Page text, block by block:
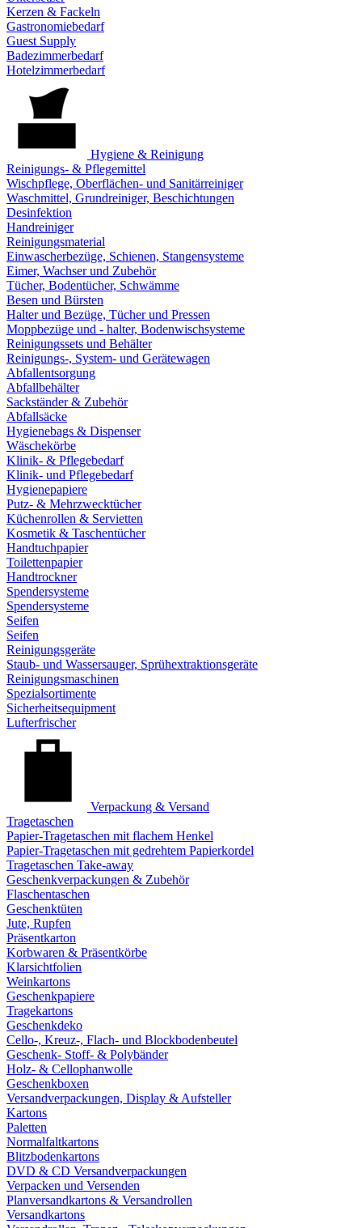
Kerzen & Fackeln
Gastronomiebedarf
Guest Supply
Badezimmerbedarf
Hotelzimmerbedarf
Hygiene & Reinigung
Reinigungs- & Pflegemittel
Wischpflege, Oberflächen- und Sanitärreiniger
Waschmittel, Grundreiniger, Beschichtungen
Desinfektion
Handreiniger
Reinigungsmaterial
Einwascherbezüge, Schienen, Stangensysteme
Eimer, Wachser und Zubehör
Tücher, Bodentücher, Schwämme
Besen und Bürsten
Halter und Bezüge, Tücher und Pressen
Moppbezüge und - halter, Bodenwischsysteme
Reinigungssets und Behälter
Reinigungs-, System- und Gerätewagen
Abfallentsorgung
Abfallbehälter
Sackständer & Zubehör
Abfallsäcke
Hygienebags & Dispenser
Wäschekörbe
Klinik- & Pflegebedarf
Klinik- und Pflegebedarf
Hygienepapiere
Putz- & Mehrzwecktücher
Küchenrollen & Servietten
Kosmetik & Taschentücher
Handtuchpapier
Toilettenpapier
Handtrockner
Spendersysteme
Spendersysteme
Seifen
Seifen
Reinigungsgeräte
Staub- und Wassersauger, Sprühextraktionsgeräte
Reinigungsmaschinen
Spezialsortimente
Sicherheitsequipment
Lufterfrischer
Verpackung & Versand
Tragetaschen
Papier-Tragetaschen mit flachem Henkel
Papier-Tragetaschen mit gedrehtem Papierkordel
Tragetaschen Take-away
Geschenkverpackungen & Zubehör
Flaschentaschen
Geschenktüten
Jute, Rupfen
Präsentkarton
Korbwaren & Präsentkörbe
Klarsichtfolien
Weinkartons
Geschenkpapiere
Tragekartons
Geschenkdeko
Cello-, Kreuz-, Flach- und Blockbodenbeutel
Geschenk- Stoff- & Polybänder
Holz- & Cellophanwolle
Geschenkboxen
Versandverpackungen, Display & Aufsteller
Kartons
Paletten
Normalfaltkartons
Blitzbodenkartons
DVD & CD Versandverpackungen
Verpacken und Versenden
Planversandkartons & Versandrollen
Versandkartons